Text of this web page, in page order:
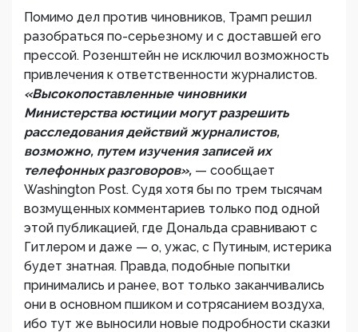
Помимо дел против чиновников, Трамп решил
разобраться по-серьезному и с доставшей его
прессой. Розенштейн не исключил возможность
привлечения к ответственности журналистов.
«Высокопоставленные чиновники
Министерства юстиции могут разрешить
расследования действий журналистов,
возможно, путем изучения записей их
телефонных разговоров», — сообщает
Washington Post. Судя хотя бы по трем тысячам
возмущенных комментариев только под одной
этой публикацией, где Дональда сравнивают с
Гитлером и даже — о, ужас, с Путиным, истерика
будет знатная. Правда, подобные попытки
принимались и ранее, вот только заканчивались
они в основном пшиком и сотрясанием воздуха,
ибо тут же выносили новые подробности сказки